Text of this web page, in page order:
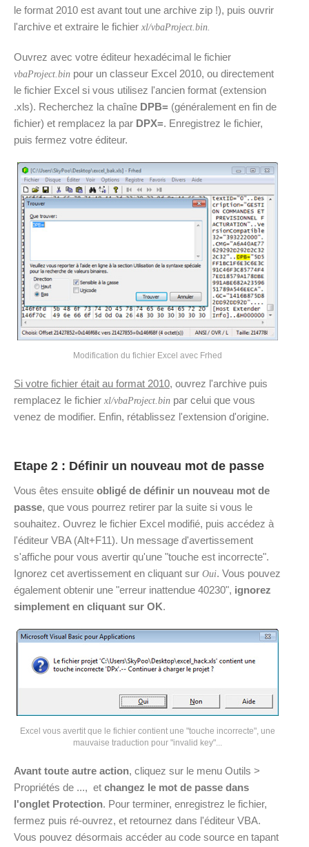
le format 2010 est avant tout une archive zip !), puis ouvrir
l'archive et extraire le fichier xl/vbaProject.bin.
Ouvrez avec votre éditeur hexadécimal le fichier
vbaProject.bin pour un classeur Excel 2010, ou directement
le fichier Excel si vous utilisez l'ancien format (extension
.xls). Recherchez la chaîne DPB= (généralement en fin de
fichier) et remplacez la par DPX=. Enregistrez le fichier,
puis fermez votre éditeur.
Modification du fichier Excel avec Frhed
Si votre fichier était au format 2010, ouvrez l'archive puis
remplacez le fichier xl/vbaProject.bin par celui que vous
venez de modifier. Enfin, rétablissez l'extension d'origine.
Etape 2 : Définir un nouveau mot de passe
Vous êtes ensuite obligé de définir un nouveau mot de
passe, que vous pourrez retirer par la suite si vous le
souhaitez. Ouvrez le fichier Excel modifié, puis accédez à
l'éditeur VBA (Alt+F11). Un message d'avertissement
s'affiche pour vous avertir qu'une "touche est incorrecte".
Ignorez cet avertissement en cliquant sur Oui. Vous pouvez
également obtenir une "erreur inattendue 40230", ignorez
simplement en cliquant sur OK.
Excel vous avertit que le fichier contient une "touche incorrecte", une
mauvaise traduction pour "invalid key"...
Avant toute autre action, cliquez sur le menu Outils >
Propriétés de ..., et changez le mot de passe dans
l'onglet Protection. Pour terminer, enregistrez le fichier,
fermez puis ré-ouvrez, et retournez dans l'éditeur VBA.
Vous pouvez désormais accéder au code source en tapant